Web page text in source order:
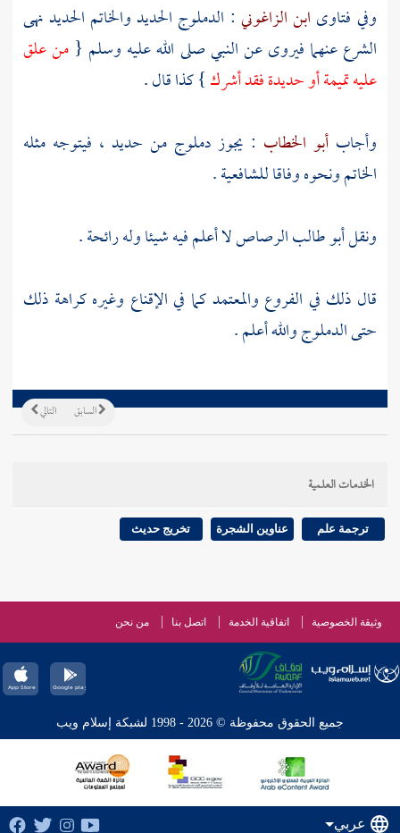
وفي فتاوى ابن الزاغوني : الدملوج الحديد والخاتم الحديد نهى
الشرع عنهما فيروى عن النبي صلى الله عليه وسلم { من علق
عليه تميمة أو حديدة فقد أشرك} كذا قال .
وأجابأبو الخطاب : يجوز دملوج من حديد ، فيتوجه مثله
الخاتم ونحوه وفاقا للشافعية .
ونقلأبو طالبالرصاص لا أعلم فيه شيئا وله رائحة .
قال ذلك في الفروع والمعتمد كما في الإقناع وغيره كراهة ذلك
حتى الدملوج والله أعلم .
التالي السابق
الخدمات العلمية
ترجمة علم عناوين الشجرة تخريج حديث
وثيقة الخصوصية اتفاقية الخدمة اتصل بنا من نحن
جميع الحقوق محفوظة © 2026 - 1998 لشبكة إسلام ويب
عربي